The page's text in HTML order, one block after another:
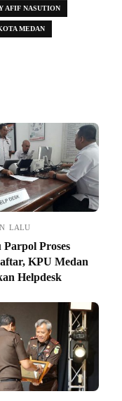
AFIF NASUTION
MEDAN
LALU
Parpol Proses
KPU Medan
Helpdesk